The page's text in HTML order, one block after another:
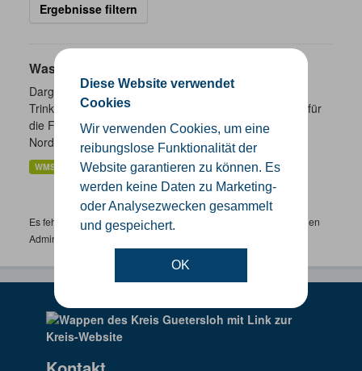
Diese Website verwendet
Cookies
Wir verwenden Cookies, um eine
reibungslose Funktionalität der
Website garantieren zu können. Es
werden keine Daten zu Marketing-
oder Analysezwecken gesammelt
und gespeichert.
OK
Ergebnisse filtern
Wasserschutzgebiete
Dargestellt werden die geplanten und festgesetzten
Trinkwasser- und Heilquellenschutzgebiete. Zuständig für
die Festsetzung von Wasserschutzgebieten sind in
Nordrhein-Westfalen...
WMS
Es fehlen spezifische Datensätze? Wenden Sie sich bitte an einen
Administrator unter: